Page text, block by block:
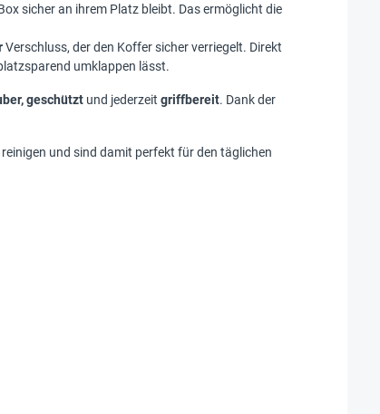
sicher an ihrem Platz bleibt. Das ermöglicht die
Verschluss, der den Koffer sicher verriegelt. Direkt
umklappen lässt.
geschützt und jederzeit griffbereit. Dank der
reinigen und sind damit perfekt für den täglichen